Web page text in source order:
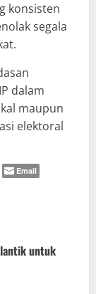
konsisten
segala
dalam
maupun
elektoral
Email
untuk